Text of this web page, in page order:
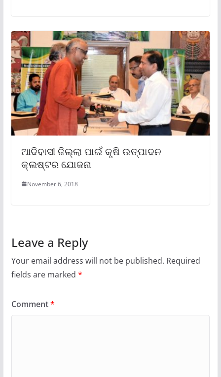
ଆଦିବାସୀ ଜିଲ୍ଲା ପାଇଁ କୃଷି ଉତ୍ପାଦନ
କ୍ଲଷ୍ଟର ଯୋଜନା
November 6, 2018
Leave a Reply
Your email address will not be published. Required
fields are marked *
Comment*